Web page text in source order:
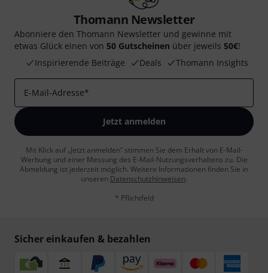
Thomann Newsletter
Abonniere den Thomann Newsletter und gewinne mit
etwas Glück einen von 50 Gutscheinen über jeweils 50€!
Inspirierende Beiträge
Deals Thomann Insights
E-Mail-Adresse*
Jetzt anmelden
Mit Klick auf „Jetzt anmelden“ stimmen Sie dem Erhalt von E-Mail-
Werbung und einer Messung des E-Mail-Nutzungsverhaltens zu. Die
Abmeldung ist jederzeit möglich. Weitere Informationen finden Sie in
unseren Datenschutzhinweisen.
* Pflichtfeld
Sicher einkaufen & bezahlen